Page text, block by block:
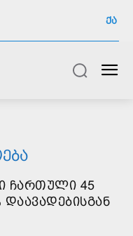
ᲥᲐ
ᲩᲐᲠᲗᲣᲚᲘ 45
ᲓᲐᲐᲕᲐᲓᲔᲑᲘᲡᲒᲐᲜ